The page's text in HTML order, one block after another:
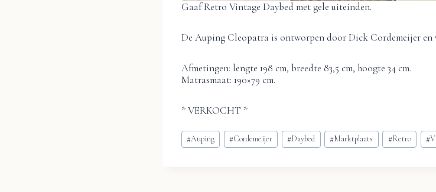
Gaaf Retro Vintage Daybed met gele uiteinden.
De Auping Cleopatra is ontworpen door Dick Cordemeijer en
Afmetingen: lengte 198 cm, breedte 83,5 cm, hoogte 34 cm.
Matrasmaat: 190×79 cm.
* VERKOCHT *
Bericht
tags:
#Auping #Cordemeijer #Daybed #Marktplaats #Retro #